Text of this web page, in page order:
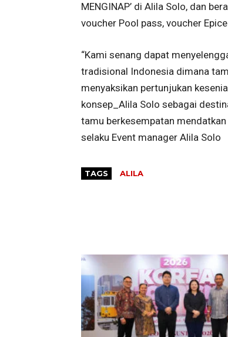
MENGINAP’ di Alila Solo, dan
voucher Pool pass, voucher
“Kami senang dapat
tradisional Indonesia dimana
menyaksikan pertunjukan
konsep_Alila Solo sebagai
tamu berkesempatan
selaku Event manager Alila Solo
TAGS ALILA